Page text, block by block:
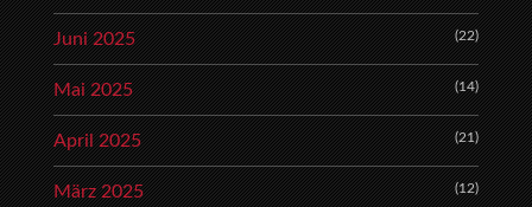
Juni 2025 (22)
Mai 2025 (14)
April 2025 (21)
März 2025 (12)